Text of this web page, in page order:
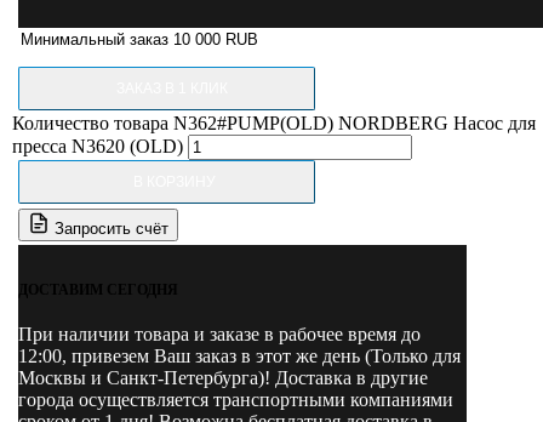
Минимальный заказ 10 000 RUB
Количество товара N362#PUMP(OLD) NORDBERG Насос для
пресса N3620 (OLD)
Запросить счёт
ДОСТАВИМ СЕГОДНЯ
При наличии товара и заказе в рабочее время до
12:00, привезем Ваш заказ в этот же день (Только для
Москвы и Санкт-Петербурга)! Доставка в другие
города осуществляется транспортными компаниями